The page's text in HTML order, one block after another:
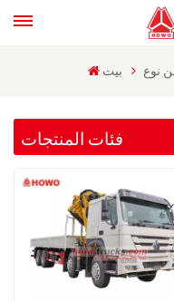
بيت
فئات المنتجات